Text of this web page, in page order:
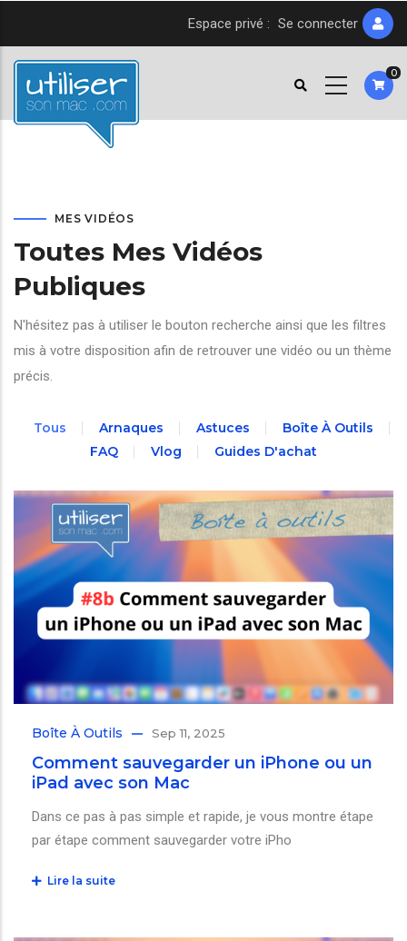
contenu
principal
Espace privé : Se connecter
0
MES VIDÉOS
Toutes Mes Vidéos
Publiques
N'hésitez pas à utiliser le bouton recherche ainsi que les filtres
mis à votre disposition afin de retrouver une vidéo ou un thème
précis.
Tous Arnaques Astuces
Boîte À Outils
FAQ
Vlog Guides D'achat
Boîte À Outils Sep 11, 2025
Comment sauvegarder un iPhone ou un
iPad avec son Mac
Dans ce pas à pas simple et rapide, je vous montre étape
par étape comment sauvegarder votre iPho
Lire la suite